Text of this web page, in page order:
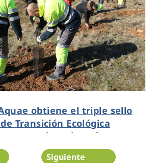
obtiene el triple sello
Transición Ecológica
Sembrando Oxígeno en
participa
Siguiente